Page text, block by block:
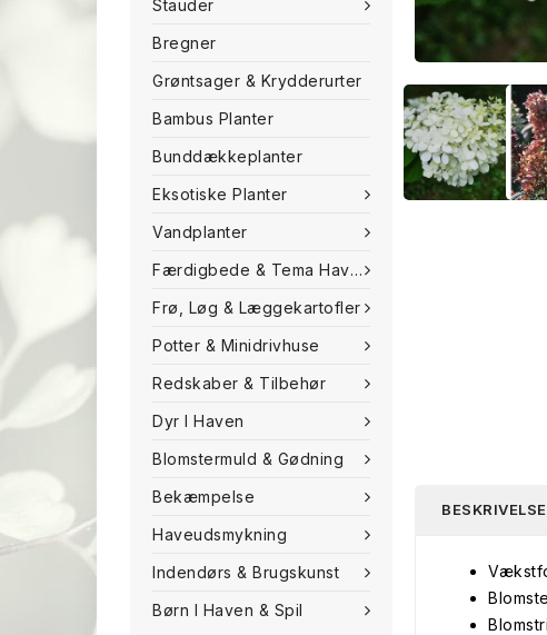
Stauder
Bregner
Grøntsager & Krydderurter
Bambus Planter
Bunddækkeplanter
Eksotiske Planter
Vandplanter
Færdigbede & Tema Haven
Frø, Løg & Læggekartofler
Potter & Minidrivhuse
Redskaber & Tilbehør
Dyr I Haven
Blomstermuld & Gødning
Bekæmpelse
Haveudsmykning
Indendørs & Brugskunst
Børn I Haven & Spil
BESKRIVELSE